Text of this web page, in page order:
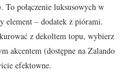
połączenie luksusowych w
element – dodatek z piórami.
z dekoltem topu, wybierz
akcentem (dostępne na Zalando
efektowne.